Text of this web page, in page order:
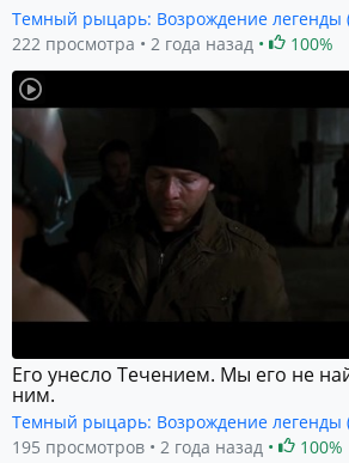
Темный рыцарь: Возрождение легенды
222 просмотра
2 года назад 100%
Его унесло Течением. Мы его не
ним.
Темный рыцарь: Возрождение легенды
195 просмотров
2 года назад 100%